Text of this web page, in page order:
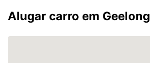
Alugar carro em Geelong